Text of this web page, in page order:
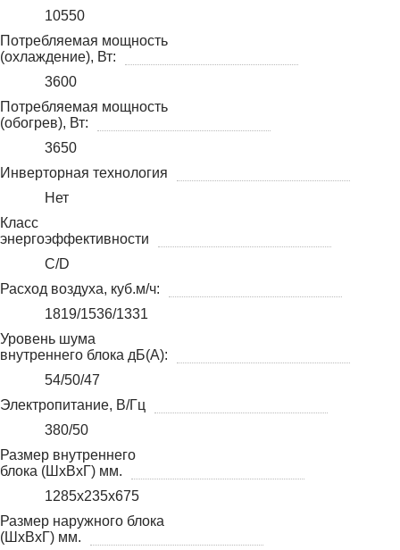
10550
Потребляемая мощность
(охлаждение), Вт:
3600
Потребляемая мощность
(обогрев), Вт:
3650
Инверторная технология
Нет
Класс
энергоэффективности
C/D
Расход воздуха, куб.м/ч:
1819/1536/1331
Уровень шума
внутреннего блока дБ(А):
54/50/47
Электропитание, В/Гц
380/50
Размер внутреннего
блока (ШхВхГ) мм.
1285х235х675
Размер наружного блока
(ШхВхГ) мм.